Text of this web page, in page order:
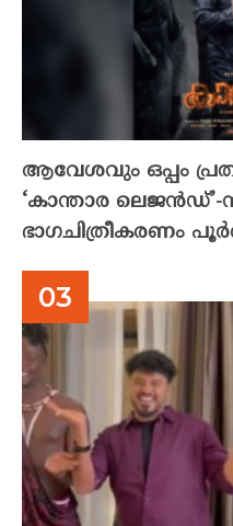
ആവേശവും ഒപ്പം
‘കാന്താര
ഭാഗചിത്രീകരണം